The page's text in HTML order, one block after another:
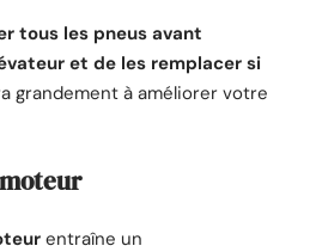
tous les pneus avant
et de les remplacer si
grandement à améliorer votre
entraîne un